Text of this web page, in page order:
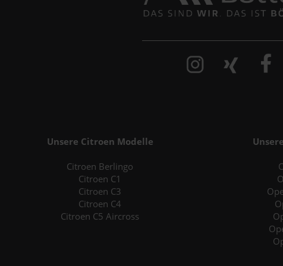
Unsere Citroen Modelle
Citroen Berlingo
Citroen C1
Citroen C3
Citroen C4
Citroen C5 Aircross